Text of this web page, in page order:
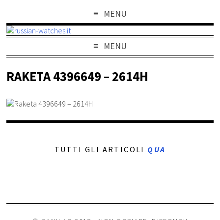
MENU
MENU
RAKETA 4396649 – 2614H
TUTTI GLI ARTICOLI QUA